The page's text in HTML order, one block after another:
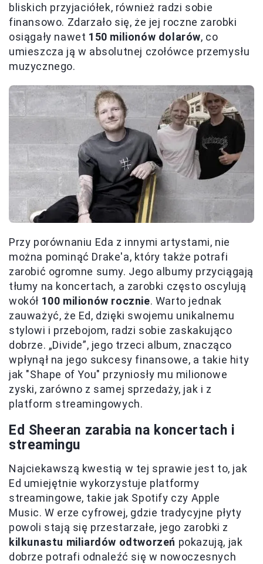
bliskich przyjaciółek, również radzi sobie
finansowo. Zdarzało się, że jej roczne zarobki
osiągały nawet 150 milionów dolarów, co
umieszcza ją w absolutnej czołówce przemysłu
muzycznego.
Przy porównaniu Eda z innymi artystami, nie
można pominąć Drake'a, który także potrafi
zarobić ogromne sumy. Jego albumy przyciągają
tłumy na koncertach, a zarobki często oscylują
wokół 100 milionów rocznie. Warto jednak
zauważyć, że Ed, dzięki swojemu unikalnemu
stylowi i przebojom, radzi sobie zaskakująco
dobrze. „Divide”, jego trzeci album, znacząco
wpłynął na jego sukcesy finansowe, a takie hity
jak "Shape of You" przyniosły mu milionowe
zyski, zarówno z samej sprzedaży, jak i z
platform streamingowych.
Ed Sheeran zarabia na koncertach i
streamingu
Najciekawszą kwestią w tej sprawie jest to, jak
Ed umiejętnie wykorzystuje platformy
streamingowe, takie jak Spotify czy Apple
Music. W erze cyfrowej, gdzie tradycyjne płyty
powoli stają się przestarzałe, jego zarobki z
kilkunastu miliardów odtworzeń pokazują, jak
dobrze potrafi odnaleźć się w nowoczesnych